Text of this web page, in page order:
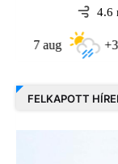
4.6
+34°C
FELKAPOTT